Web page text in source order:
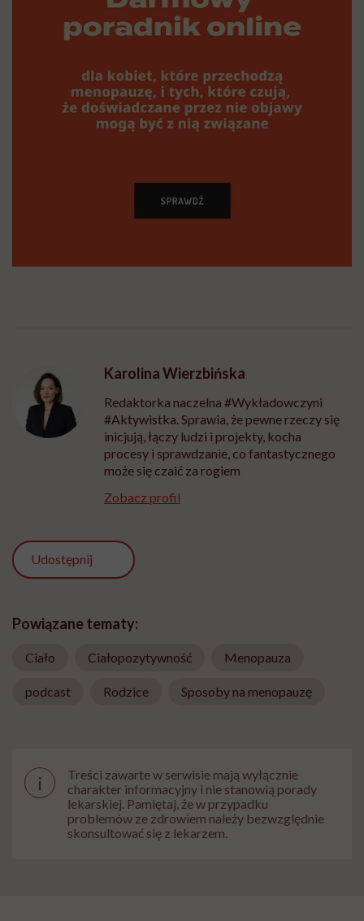
Karolina Wierzbińska
Redaktorka naczelna #Wykładowczyni
#Aktywistka. Sprawia, że pewne rzeczy się
inicjują, łączy ludzi i projekty, kocha
procesy i sprawdzanie, co fantastycznego
może się czaić za rogiem
Zobacz profil
Udostępnij
Powiązane tematy:
Ciało Ciałopozytywność Menopauza
podcast Rodzice Sposoby na menopauzę
i
Treści zawarte w serwisie mają wyłącznie
charakter informacyjny i nie stanowią porady
lekarskiej. Pamiętaj, że w przypadku
problemów ze zdrowiem należy bezwzględnie
skonsultować się z lekarzem.